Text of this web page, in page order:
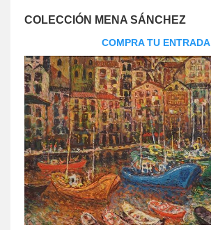
COLECCIÓN MENA SÁNCHEZ
COMPRA TU ENTRADA